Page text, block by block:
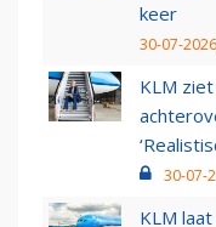
keer
30-07-
KLM
30-07-
KLM